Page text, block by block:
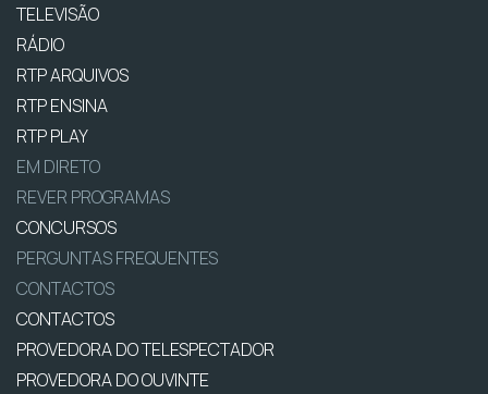
TELEVISÃO
RÁDIO
RTP ARQUIVOS
RTP ENSINA
RTP PLAY
EM DIRETO
REVER PROGRAMAS
CONCURSOS
PERGUNTAS FREQUENTES
CONTACTOS
CONTACTOS
PROVEDORA DO TELESPECTADOR
PROVEDORA DO OUVINTE